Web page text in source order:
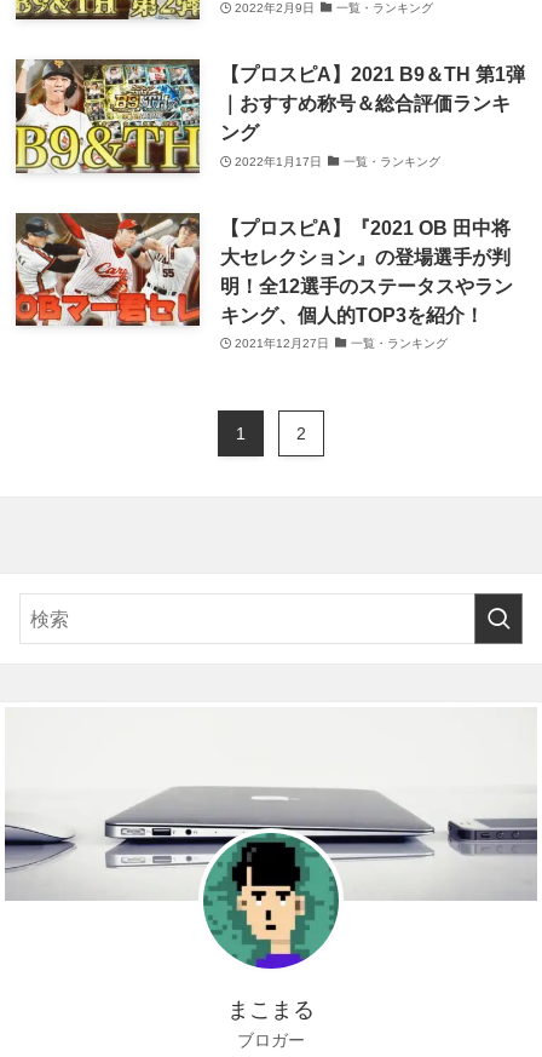
2022年2月9日 一覧・ランキング
【プロスピA】2021 B9＆TH 第1弾
｜おすすめ称号＆総合評価ランキ
ング
2022年1月17日 一覧・ランキング
【プロスピA】『2021 OB 田中将
大セレクション』の登場選手が判
明！全12選手のステータスやラン
キング、個人的TOP3を紹介！
2021年12月27日 一覧・ランキング
1 2
まこまる
ブロガー